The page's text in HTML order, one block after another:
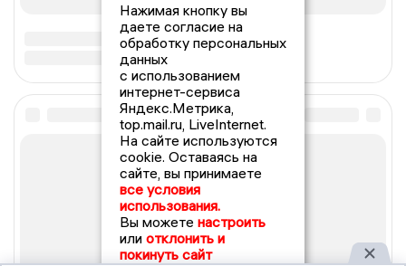
Нажимая кнопку вы
даете согласие на
обработку персональных
данных
с использованием
интернет-сервиса
Яндекс.Метрика,
top.mail.ru, LiveInternet.
На сайте используются
cookie. Оставаясь на
сайте, вы принимаете
все условия
использования.
Вы можете настроить
или отклонить и
покинуть сайт